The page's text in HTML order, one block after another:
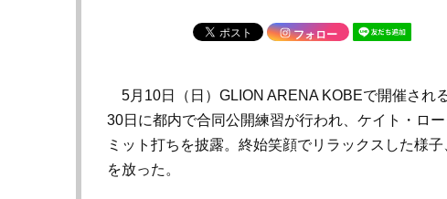
フォロー
5月10日（日）GLION ARENA KOBEで開催され
30日に都内で合同公開練習が行われ、ケイト・ロ
ミット打ちを披露。終始笑顔でリラックスした様
を放った。